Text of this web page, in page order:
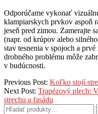
Odporúčame vykonať
klampiarskych prvkov aspoň
jeseň pred zimou. Zamerajte
(napr. od krúpov alebo
stav tesnenia v spojoch a
drobného problému môže
v budúcnosti.
2026-
02-
20
Previous Post: Koľko stojí
Next Post: Trapézový plech:
strechu a fasádu
Hľadať: